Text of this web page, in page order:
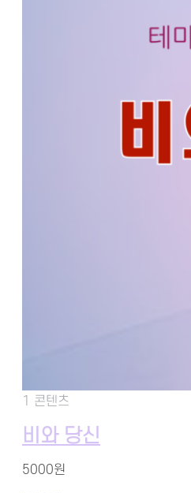
1 콘텐츠
비와 당신
5000원